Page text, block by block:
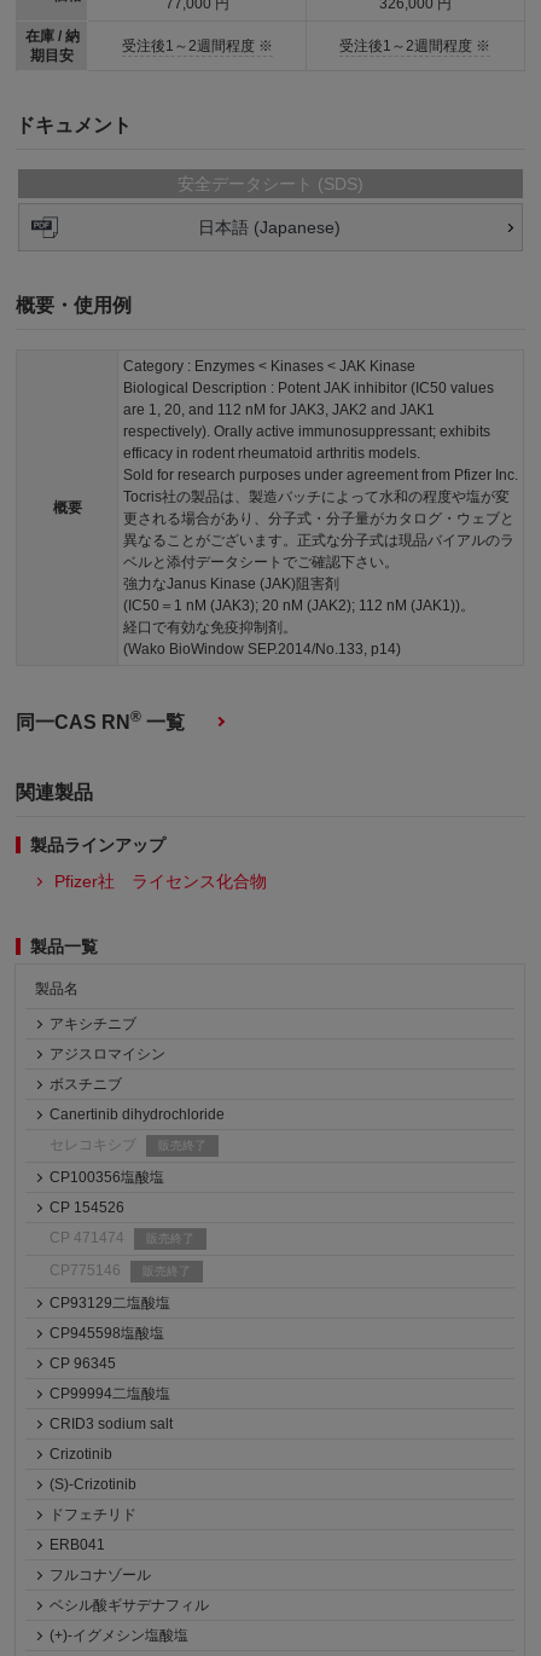
在庫 / 納
期目安
77,000 円
受注後1～2週間程度 ※
326,000 円
受注後1～2週間程度 ※
ドキュメント
安全データシート (SDS)
日本語 (Japanese)
概要・使用例
概要
Category : Enzymes < Kinases < JAK Kinase
Biological Description : Potent JAK inhibitor (IC50 values
are 1, 20, and 112 nM for JAK3, JAK2 and JAK1
respectively). Orally active immunosuppressant; exhibits
efficacy in rodent rheumatoid arthritis models.
Sold for research purposes under agreement from Pfizer Inc.
Tocris社の製品は、製造バッチによって水和の程度や塩が変
更される場合があり、分子式・分子量がカタログ・ウェブと
異なることがございます。正式な分子式は現品バイアルのラ
ベルと添付データシートでご確認下さい。
強力なJanus Kinase (JAK)阻害剤
(IC50＝1 nM (JAK3); 20 nM (JAK2); 112 nM (JAK1))。
経口で有効な免疫抑制剤。
(Wako BioWindow SEP.2014/No.133, p14)
同一CAS RN® 一覧
関連製品
製品ラインアップ
Pfizer社 ライセンス化合物
製品一覧
製品名
アキシチニブ
アジスロマイシン
ボスチニブ
Canertinib dihydrochloride
セレコキシブ
販売終了
CP100356塩酸塩
CP 154526
CP 471474
販売終了
CP775146 販売終了
CP93129二塩酸塩
CP945598塩酸塩
CP 96345
CP99994二塩酸塩
CRID3 sodium salt
Crizotinib
(S)-Crizotinib
ドフェチリド
ERB041
フルコナゾール
ベシル酸ギサデナフィル
(+)-イグメシン塩酸塩